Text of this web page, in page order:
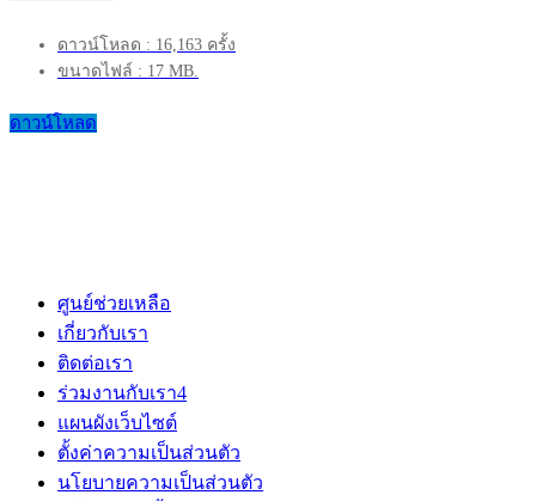
ดาวน์โหลด : 16,163 ครั้ง
ขนาดไฟล์ : 17 MB.
ดาวน์โหลด
ศูนย์ช่วยเหลือ
เกี่ยวกับเรา
ติดต่อเรา
ร่วมงานกับเรา4
แผนผังเว็บไซต์
ตั้งค่าความเป็นส่วนตัว
นโยบายความเป็นส่วนตัว